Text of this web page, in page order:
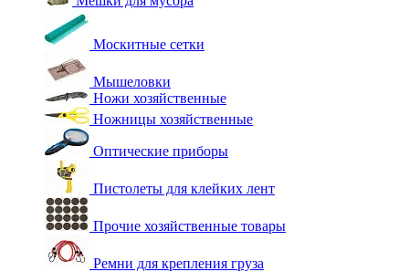
Москитные сетки
Мышеловки
Ножи хозяйственные
Ножницы хозяйственные
Оптические приборы
Пистолеты для клейких лент
Прочие хозяйственные товары
Ремни для крепления груза